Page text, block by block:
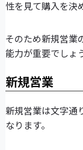
性を見て購入を決
そのため新規営業
能力が重要でしょ
新規営業
新規営業は文字通
なります。